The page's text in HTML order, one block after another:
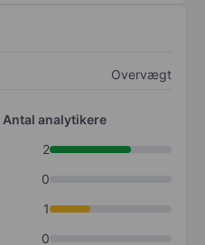
Overvægt
Antal analytikere
2
0
1
0